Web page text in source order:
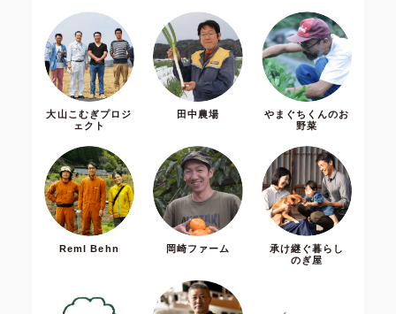
大山こむぎプロジ
ェクト
田中農場
やまぐちくんのお
野菜
Reml Behn 岡崎ファーム
承け継ぐ暮らし
のぎ屋